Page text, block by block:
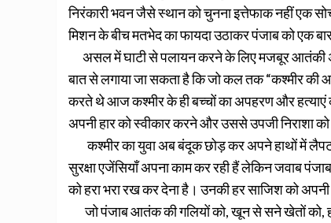
निरंकारी भवन जैसे स्थान को चुनना इत्तेफाक नहीं एक
मिशन के बीच मतभेद का फायदा उठाकर पंजाब को एक
असल में घाटी से पलायन करने के लिए मजबूर आतंकी
बात से लगाया जा सकता है कि जो कल तक “कश्मीर
करते थे आज कश्मीर के ही बच्चों का अपहरण और हत्याएं
अपनी हार को स्वीकार करने और उससे उपजी निराशा
कश्मीर का युवा अब बंदूक छोड़ कर अपने हाथों में
सुरक्षा एजेंसियाँ अपना काम कर रही हैं लेकिन जवाब
को हरा भरा रख कर देना है। उनकी हर साजिश को
जो पंजाब आतंक की गलियों को, खून से सने खेतों को,